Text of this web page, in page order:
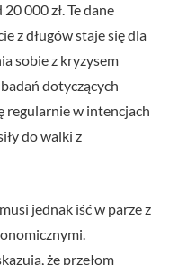
000 zł. Te dane
z długów staje się dla
sobie z kryzysem
dotyczących
regularnie w intencjach
do walki z
jednak iść w parze z
że przełom